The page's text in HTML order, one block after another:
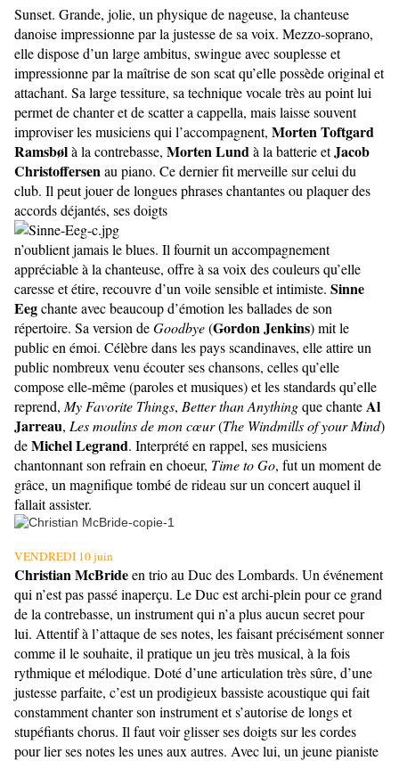
Sunset. Grande, jolie, un physique de nageuse, la chanteuse
danoise impressionne par la justesse de sa voix. Mezzo-soprano,
elle dispose d’un large ambitus, swingue avec souplesse et
impressionne par la maîtrise de son scat qu’elle possède original et
attachant. Sa large tessiture, sa technique vocale très au point lui
permet de chanter et de scatter a cappella, mais laisse souvent
improviser les musiciens qui l’accompagnent, Morten Toftgard
Ramsbølà la contrebasse, Morten Lundà la batterie etJacob
Christoffersenau piano. Ce dernier fit merveille sur celui du
club. Il peut jouer de longues phrases chantantes ou plaquer des
accords déjantés, ses doigts
n’oublient jamais le blues. Il fournit un accompagnement
appréciable à la chanteuse, offre à sa voix des couleurs qu’elle
caresse et étire, recouvre d’un voile sensible et intimiste. Sinne
Eegchante avec beaucoup d’émotion les ballades de son
répertoire. Sa version deGoodbye(Gordon Jenkins) mit le
public en émoi. Célèbre dans les pays scandinaves, elle attire un
public nombreux venu écouter ses chansons, celles qu’elle
compose elle-même (paroles et musiques) et les standards qu’elle
reprend, My Favorite Things, Better than Anythingque chanteAl
Jarreau, Les moulins de mon cœur(The Windmills of your Mind)
deMichel Legrand. Interprété en rappel, ses musiciens
chantonnant son refrain en choeur, Time to Go, fut un moment de
grâce, un magnifique tombé de rideau sur un concert auquel il
fallait assister.
VENDREDI 10 juin
Christian McBrideen trio au Duc des Lombards. Un événement
qui n’est pas passé inaperçu. Le Duc est archi-plein pour ce grand
de la contrebasse, un instrument qui n’a plus aucun secret pour
lui. Attentif à l’attaque de ses notes, les faisant précisément sonner
comme il le souhaite, il pratique un jeu très musical, à la fois
rythmique et mélodique. Doté d’une articulation très sûre, d’une
justesse parfaite, c’est un prodigieux bassiste acoustique qui fait
constamment chanter son instrument et s’autorise de longs et
stupéfiants chorus. Il faut voir glisser ses doigts sur les cordes
pour lier ses notes les unes aux autres. Avec lui, un jeune pianiste